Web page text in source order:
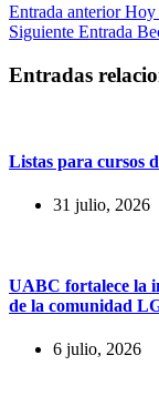
Entrada anteriorHoy
Siguiente Entrada
Entradas
Listas para cursos
31 julio, 2026
UABC fortalece la
de la comunidad
6 julio, 2026